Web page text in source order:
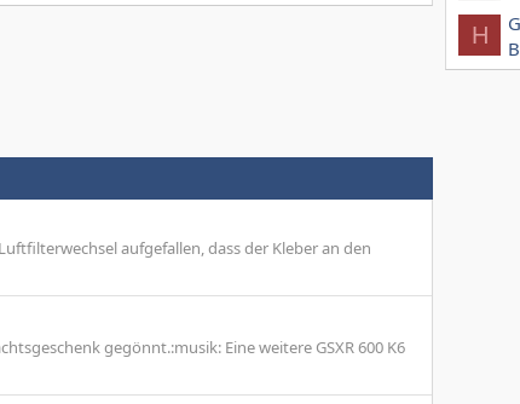
aufgefallen, dass der Kleber an den
gegönnt.:musik: Eine weitere GSXR 600 K6
H